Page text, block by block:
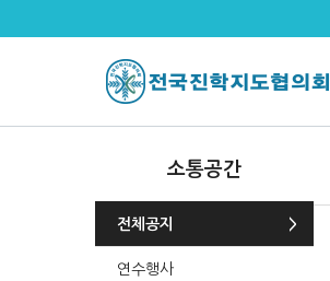
소통공간
전체공지
연수행사